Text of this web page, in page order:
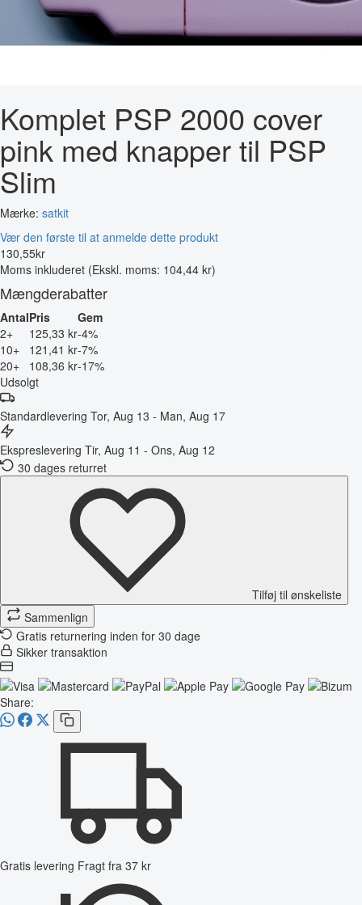
Komplet PSP 2000 cover
pink med knapper til PSP
Slim
Mærke: satkit
Vær den første til at anmelde dette produkt
130,55kr
Moms inkluderet (Ekskl. moms: 104,44 kr)
Mængderabatter
AntalPris
Gem
2+
125,33 kr-4%
10+
121,41 kr-7%
20+
108,36 kr-17%
Udsolgt
Standardlevering Tor, Aug 13 - Man, Aug 17
Ekspreslevering Tir, Aug 11 - Ons, Aug 12
30 dages returret
Tilføj til ønskeliste
Sammenlign
Gratis returnering inden for 30 dage
Sikker transaktion
Share:
Gratis levering Fragt fra 37 kr